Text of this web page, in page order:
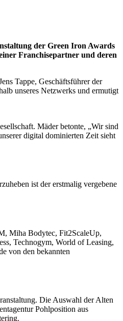
der Green Iron Awards
Franchisepartner und deren
Tappe, Geschäftsführer der
unseres Netzwerks und ermutigt
Mäder betonte, „Wir sind
digital dominierten Zeit sieht
ist der erstmalig vergebene
Miha Bodytec, Fit2ScaleUp,
Technogym, World of Leasing,
von den bekannten
Die Auswahl der Alten
Pohlposition aus